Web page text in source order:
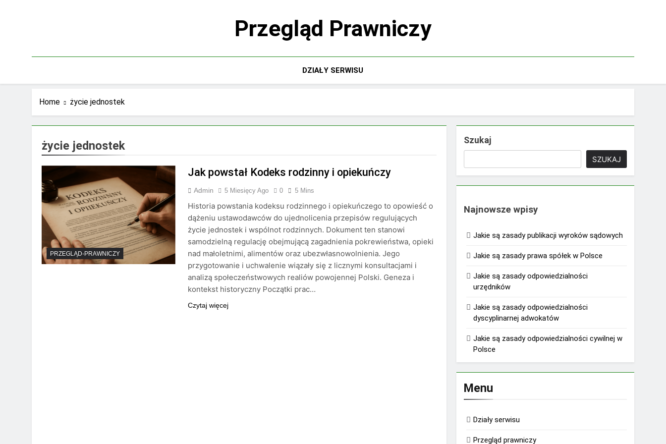
Przegląd Prawniczy
DZIAŁY SERWISU
Home życie jednostek
życie jednostek
PRZEGLĄD-PRAWNICZY
Jak powstał Kodeks rodzinny i opiekuńczy
Admin 5 Miesięcy Ago 0 5 Mins
Historia powstania kodeksu rodzinnego i opiekuńczego to opowieść o
dążeniu ustawodawców do ujednolicenia przepisów regulujących
życie jednostek i wspólnot rodzinnych. Dokument ten stanowi
samodzielną regulację obejmującą zagadnienia pokrewieństwa, opieki
nad małoletnimi, alimentów oraz ubezwłasnowolnienia. Jego
przygotowanie i uchwalenie wiązały się z licznymi konsultacjami i
analizą społeczeństwowych realiów powojennej Polski. Geneza i
kontekst historyczny Początki prac…
Czytaj więcej
Szukaj
SZUKAJ
Najnowsze wpisy
Jakie są zasady publikacji wyroków sądowych
Jakie są zasady prawa spółek w Polsce
Jakie są zasady odpowiedzialności
urzędników
Jakie są zasady odpowiedzialności
dyscyplinarnej adwokatów
Jakie są zasady odpowiedzialności cywilnej w
Polsce
Menu
Działy serwisu
Przegląd prawniczy